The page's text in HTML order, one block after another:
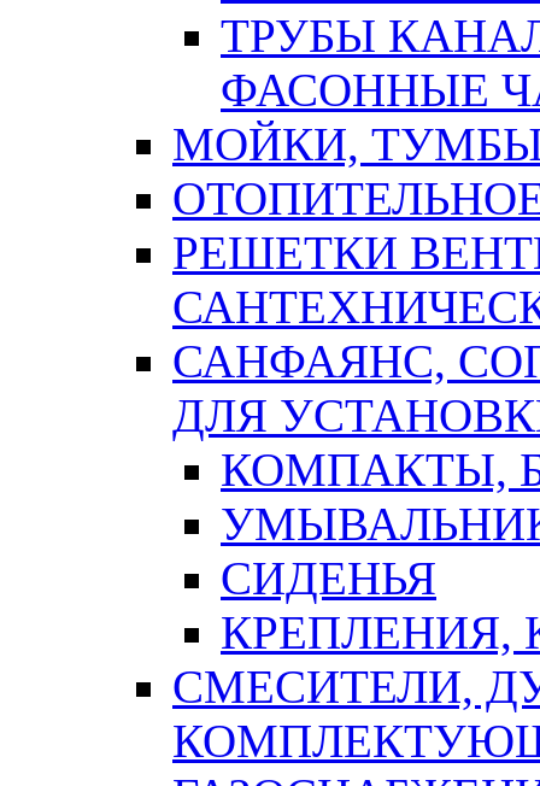
ТРУБЫ
ФАСОННЫЕ
МОЙКИ,
РЕШЕТКИ
САНФАЯНС,
ДЛЯ
КОМПАКТЫ,
СИДЕНЬЯ
СМЕСИТЕЛИ,